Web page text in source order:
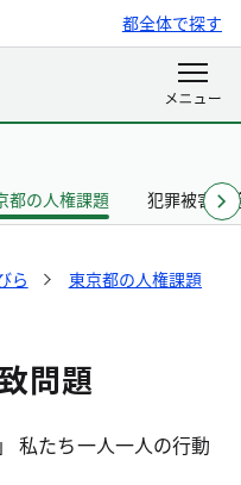
都全体で探す
都の人権課題 犯罪被害者
ら
東京都の人権課題
問題
私たち一人一人の行動